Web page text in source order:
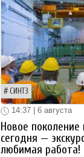
СИНТЗ
14:37 | 6 августа
Новое поколение
сегодня —
любимая работа!